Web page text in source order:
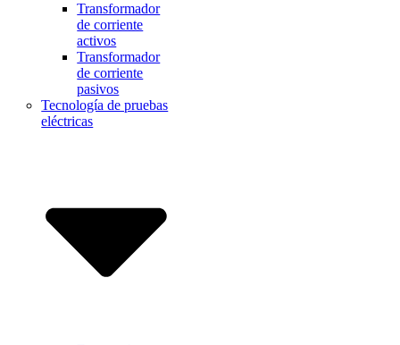
Transformador
de corriente
activos
Transformador
de corriente
pasivos
Tecnología de pruebas
eléctricas